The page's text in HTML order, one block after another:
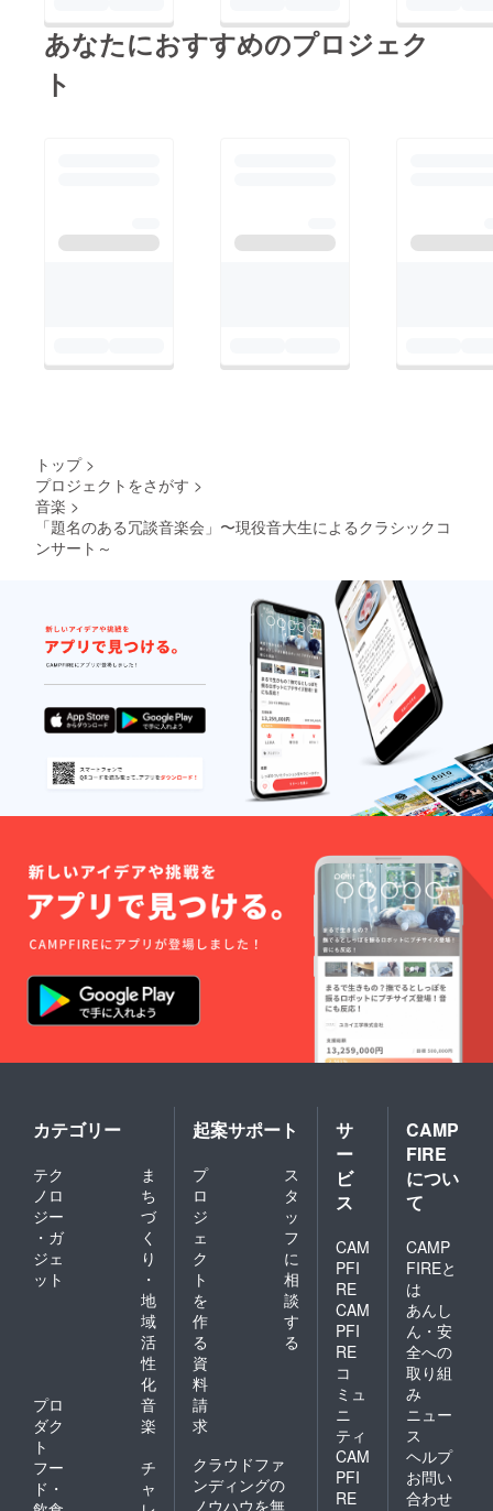
あなたにおすすめのプロジェク
ト
トップ >
プロジェクトをさがす >
音楽 >
「題名のある冗談音楽会」〜現役音大生によるクラシックコ
ンサート～
カテゴリー
テク
ノロ
ジー
・ガ
ジェ
ット
ま
ち
づ
く
り
・
地
域
活
性
化
プロ
ダク
ト
音
楽
フー
ド・
チ
ャ
起案サポート
プ
ロ
ジ
ェ
ク
ト
を
作
る
ス
タ
ッ
フ
に
相
談
す
る
資
料
請
求
クラウドファ
ンディングの
ノウハウを無
サ
ー
ビ
ス
CAM
PFI
RE
CAM
PFI
RE
コ
ミュ
ニ
ティ
CAM
PFI
RE
CAMP
FIRE
につい
て
CAMP
FIREと
は
あんし
ん・安
全への
取り組
み
ニュー
ス
ヘルプ
お問い
合わせ